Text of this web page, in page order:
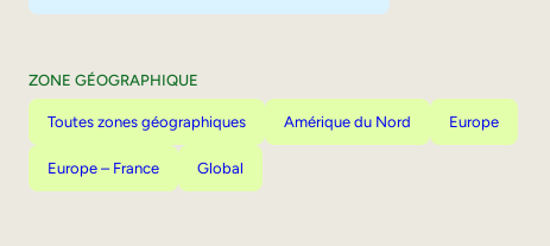
ZONE GÉOGRAPHIQUE
Toutes zones géographiques Amérique du Nord Europe
Europe – France Global